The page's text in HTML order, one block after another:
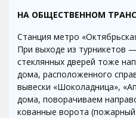
НА ОБЩЕСТВЕННОМ
Станция метро
При выходе из турникетов
стеклянных дверей тоже
дома, расположенного
вывески «Шоколадница»,
дома, поворачиваем
кованные ворота